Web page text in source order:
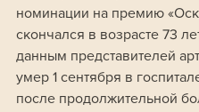
номинации на премию
скончался в возрасте 73
данным представителей
умер 1 сентября в
после продолжительной